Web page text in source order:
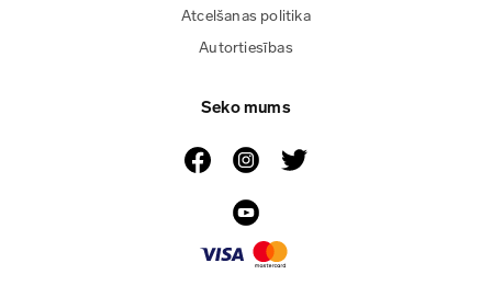
Atcelšanas politika
Autortiesības
Seko mums